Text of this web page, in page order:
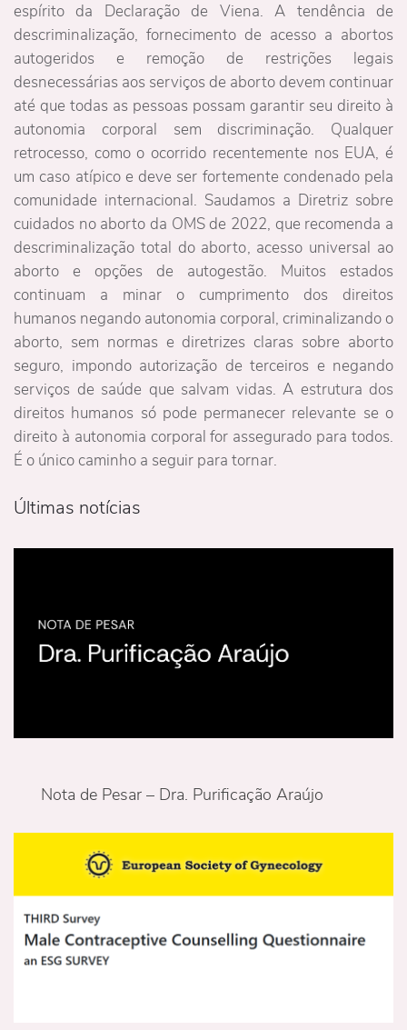
espírito da Declaração de Viena. A tendência de
descriminalização, fornecimento de acesso a abortos
autogeridos e remoção de restrições legais
desnecessárias aos serviços de aborto devem continuar
até que todas as pessoas possam garantir seu direito à
autonomia corporal sem discriminação. Qualquer
retrocesso, como o ocorrido recentemente nos EUA, é
um caso atípico e deve ser fortemente condenado pela
comunidade internacional. Saudamos a Diretriz sobre
cuidados no aborto da OMS de 2022, que recomenda a
descriminalização total do aborto, acesso universal ao
aborto e opções de autogestão. Muitos estados
continuam a minar o cumprimento dos direitos
humanos negando autonomia corporal, criminalizando o
aborto, sem normas e diretrizes claras sobre aborto
seguro, impondo autorização de terceiros e negando
serviços de saúde que salvam vidas. A estrutura dos
direitos humanos só pode permanecer relevante se o
direito à autonomia corporal for assegurado para todos.
É o único caminho a seguir para tornar.
Últimas notícias
Nota de Pesar – Dra. Purificação Araújo